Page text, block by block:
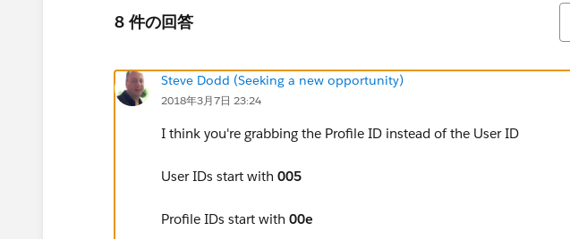
8 件の回答
Steve Dodd (Seeking a new opportunity)
2018年3月7日 23:24
I think you're grabbing the Profile ID instead of the User ID
User IDs start with 005
Profile IDs start with 00e